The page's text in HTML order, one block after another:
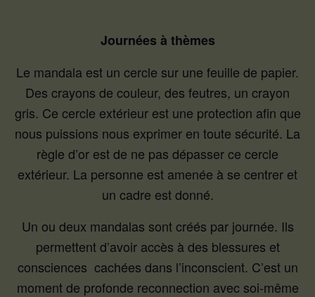
Journées à thèmes
Le mandala est un cercle sur une feuille de papier.
Des crayons de couleur, des feutres, un crayon
gris. Ce cercle extérieur est une protection afin que
nous puissions nous exprimer en toute sécurité. La
règle d’or est de ne pas dépasser ce cercle
extérieur. La personne est amenée à se centrer et
un cadre est donné.
Un ou deux mandalas sont créés par journée. Ils
permettent d’avoir accès à des blessures et
consciences cachées dans l’inconscient. C’est un
moment de profonde reconnection avec soi-même